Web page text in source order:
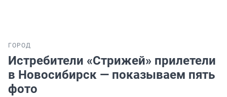
ГОРОД
Истребители «Стрижей» прилетели
в Новосибирск — показываем пять
фото